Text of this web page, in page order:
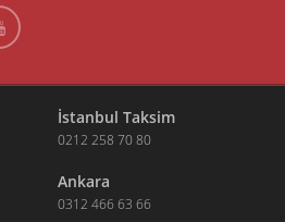
İstanbul Taksim
0212 258 70 80
Ankara
0312 466 63 66